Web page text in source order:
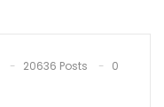
20636 Posts
0